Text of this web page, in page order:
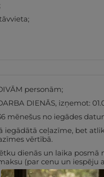
personām;
DIENĀS, izņemot:
mēnešus no iegādes
iegādātā ceļazīme, bet
vērtībā.
dienās un laika posmā
(par cenu un iespēju